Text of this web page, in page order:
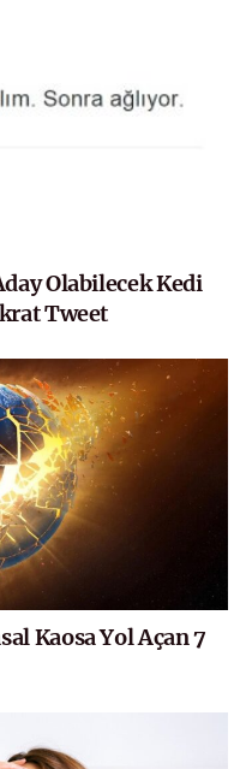
Olabilecek Kedi
Tweet
Kaosa Yol Açan 7